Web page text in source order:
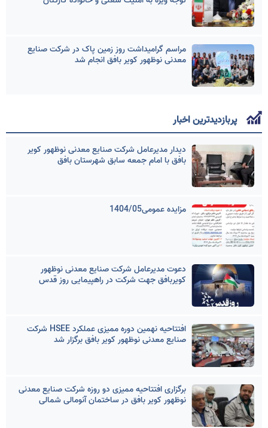
مراسم گرامیداشت روز زمین پاک در شرکت صنایع
معدنی نوظهور کویر بافق انجام شد
پربازدیدترین اخبار
دیدار مدیرعامل شرکت صنایع معدنی نوظهور کویر
بافق با امام جمعه سابق شهرستان بافق
مزایده عمومی1404/05
دعوت مدیرعامل شرکت صنایع معدنی نوظهور
کویربافق جهت شرکت در راهپیمایی روز قدس
افتتاحیه نهمین دوره ممیزی عملکرد HSEE شرکت
صنایع معدنی نوظهور کویر بافق برگزار شد
برگزاری افتتاحیه ممیزی دو روزه شرکت صنایع معدنی
نوظهور کویر بافق در ساختمان آنومالی شمالی